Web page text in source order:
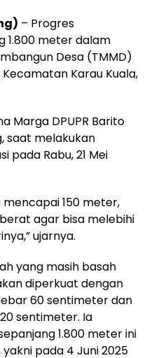
– Progres
1.800 meter dalam
Desa (TMMD)
Karau Kuala,
Marga DPUPR Barito
saat melakukan
pada Rabu, 21 Mei
150 meter,
agar bisa melebihi
ujarnya.
yang masih basah
diperkuat dengan
60 sentimeter dan
sentimeter. Ia
1.800 meter ini
pada 4 Juni 2025